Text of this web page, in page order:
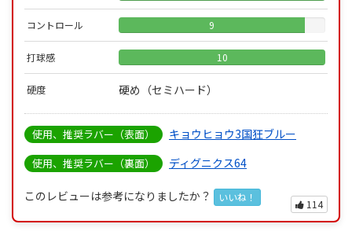
コントロール 9
打球感 10
硬度 硬め（セミハード）
使用、推奨ラバー（表面） キョウヒョウ3国狂ブルー
使用、推奨ラバー（裏面） ディグニクス64
このレビューは参考になりましたか？ いいね！
114